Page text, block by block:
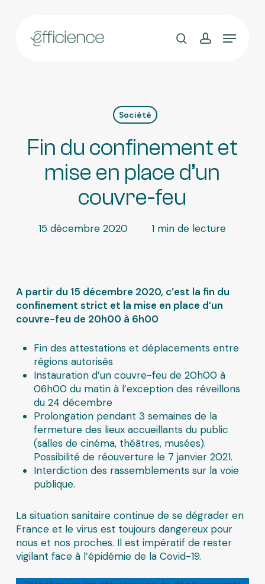
content
Société
Fin du confinement et
mise en place d’un
couvre-feu
15 décembre 2020 1 min de lecture
A partir du 15 décembre 2020, c’est la fin du
confinement strict et la mise en place d’un
couvre-feu de 20h00 à 6h00
Fin des attestations et déplacements entre
régions autorisés
Instauration d’un couvre-feu de 20h00 à
06h00 du matin à l’exception des réveillons
du 24 décembre
Prolongation pendant 3 semaines de la
fermeture des lieux accueillants du public
(salles de cinéma, théâtres, musées).
Possibilité de réouverture le 7 janvier 2021.
Interdiction des rassemblements sur la voie
publique.
La situation sanitaire continue de se dégrader en
France et le virus est toujours dangereux pour
nous et nos proches. Il est impératif de rester
vigilant face à l’épidémie de la Covid-19.